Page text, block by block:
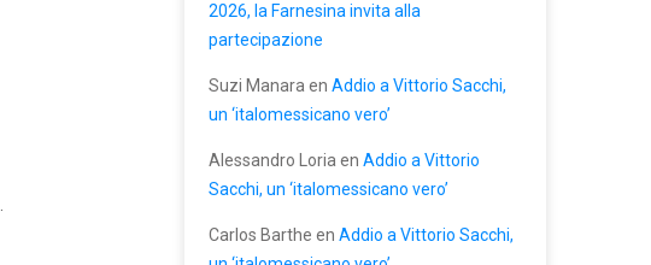
2026, la Farnesina invita alla
partecipazione
Suzi Manara en Addio a Vittorio Sacchi,
un ‘italomessicano vero’
Alessandro Loria en Addio a Vittorio
Sacchi, un ‘italomessicano vero’
Carlos Barthe en Addio a Vittorio Sacchi,